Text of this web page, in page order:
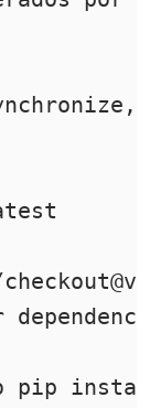
pip